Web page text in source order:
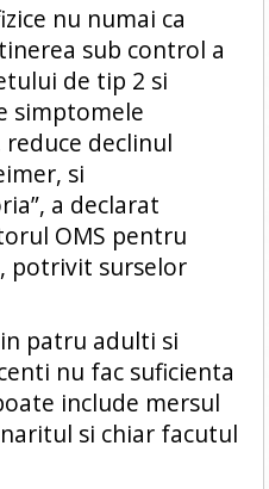
nu numai ca
sub control a
de tip 2 si
simptomele
declinul
si
a declarat
OMS pentru
potrivit surselor
patru adulti si
nu fac suficienta
include mersul
si chiar facutul